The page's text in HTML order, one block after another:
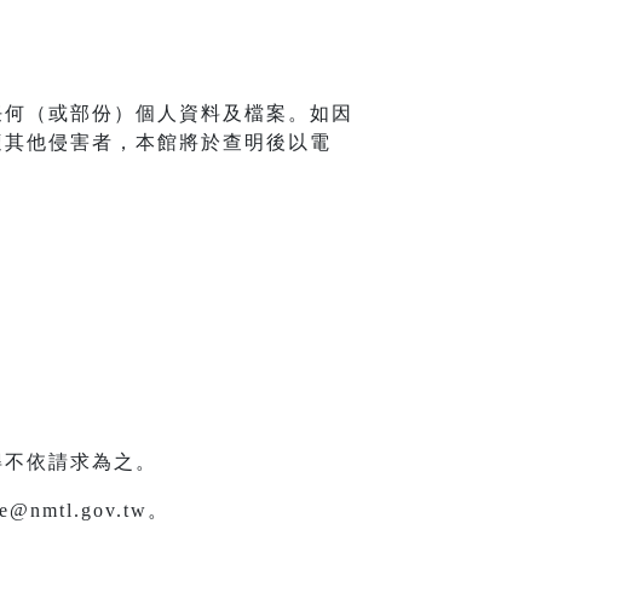
（或部份）個人資料及檔案。如因
他侵害者，本館將於查明後以電
依請求為之。
。